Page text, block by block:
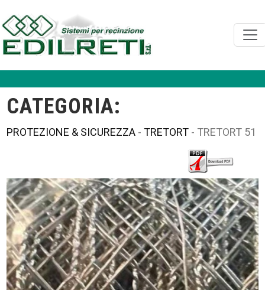
CATEGORIA:
PROTEZIONE & SICUREZZA -TRETORT - TRETORT 51